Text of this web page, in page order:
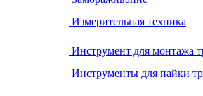
Измерительная техника
Инструмент для монтажа
Инструменты для пайки